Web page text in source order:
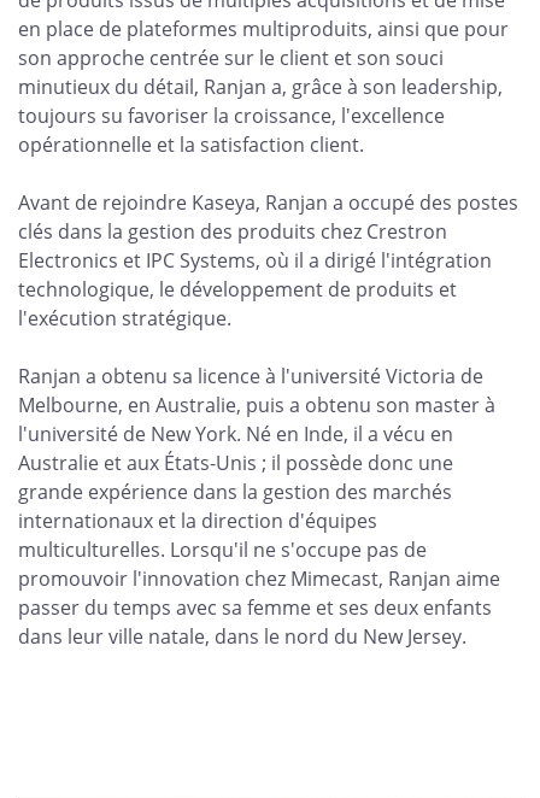
en place de plateformes multiproduits, ainsi que pour
son approche centrée sur le client et son souci
minutieux du détail, Ranjan a, grâce à son leadership,
toujours su favoriser la croissance, l'excellence
opérationnelle et la satisfaction client.
Avant de rejoindre Kaseya, Ranjan a occupé des postes
clés dans la gestion des produits chez Crestron
Electronics et IPC Systems, où il a dirigé l'intégration
technologique, le développement de produits et
l'exécution stratégique.
Ranjan a obtenu sa licence à l'université Victoria de
Melbourne, en Australie, puis a obtenu son master à
l'université de New York. Né en Inde, il a vécu en
Australie et aux États-Unis ; il possède donc une
grande expérience dans la gestion des marchés
internationaux et la direction d'équipes
multiculturelles. Lorsqu'il ne s'occupe pas de
promouvoir l'innovation chez Mimecast, Ranjan aime
passer du temps avec sa femme et ses deux enfants
dans leur ville natale, dans le nord du New Jersey.